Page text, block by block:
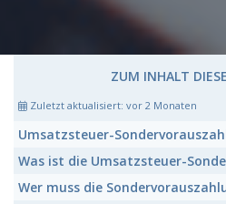
ZUM INHALT
Zuletzt aktualisiert: vor 2 Monaten
Umsatzsteuer-
Was ist die Umsatzsteuer-
Wer muss die